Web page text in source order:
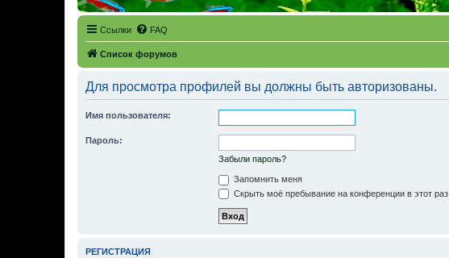
Ссылки FAQ
Список форумов
Для просмотра профилей вы должны быть авторизованы.
Имя пользователя:
Пароль:
Забыли пароль?
Запомнить меня
Скрыть моё пребывание на конференции в этот раз
РЕГИСТРАЦИЯ